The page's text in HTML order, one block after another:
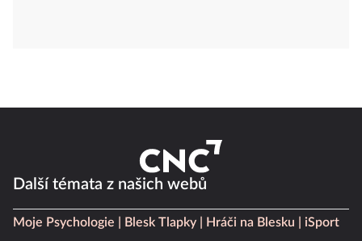
Další témata z našich webů
Moje Psychologie Blesk Tlapky Hráči na Blesku
iSport